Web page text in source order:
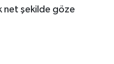
net şekilde göze